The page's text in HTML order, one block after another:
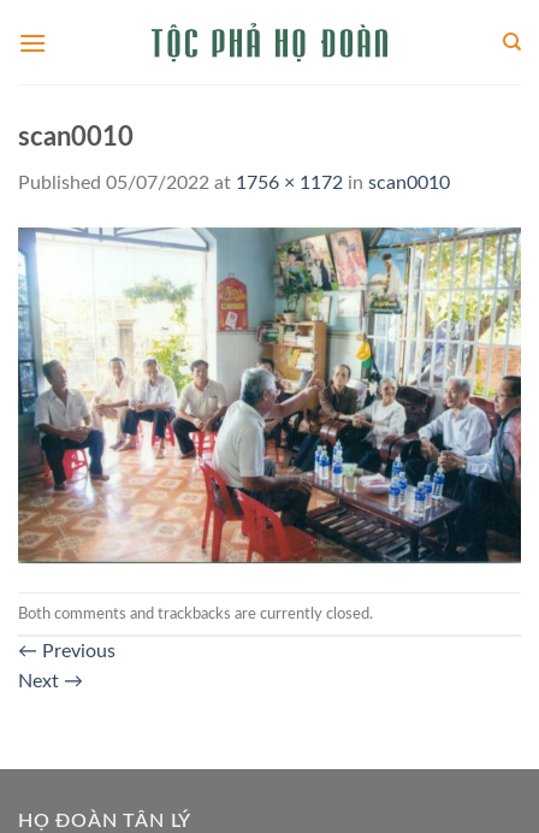
scan0010
Published 05/07/2022 at 1756 × 1172 in scan0010
Both comments and trackbacks are currently closed.
← Previous
Next →
HỌ ĐOÀN TÂN LÝ